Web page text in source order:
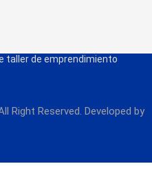
taller de emprendimiento
Right Reserved. Developed by